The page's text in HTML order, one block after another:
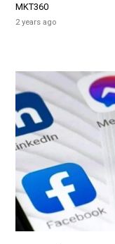
MKT360
2 years ago